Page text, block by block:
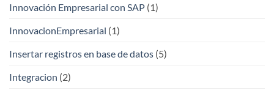
Innovación Empresarial con SAP (1)
InnovacionEmpresarial (1)
Insertar registros en base de datos (5)
Integracion (2)